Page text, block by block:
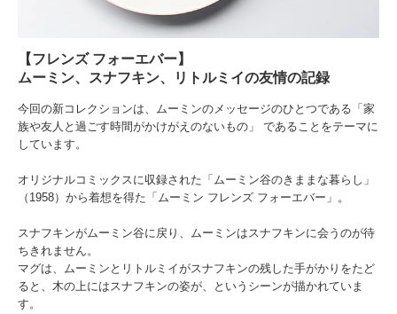
【フレンズ フォーエバー】
ムーミン、スナフキン、リトルミイの友情の記録
今回の新コレクションは、ムーミンのメッセージのひとつである「家
族や友人と過ごす時間がかけがえのないもの」 であることをテーマに
しています。
オリジナルコミックスに収録された「ムーミン谷のきままな暮らし」
（1958）から着想を得た「ムーミン フレンズ フォーエバー」。
スナフキンがムーミン谷に戻り、ムーミンはスナフキンに会うのが待
ちきれません。
マグは、ムーミンとリトルミイがスナフキンの残した手がかりをたど
ると、木の上にはスナフキンの姿が、というシーンが描かれていま
す。